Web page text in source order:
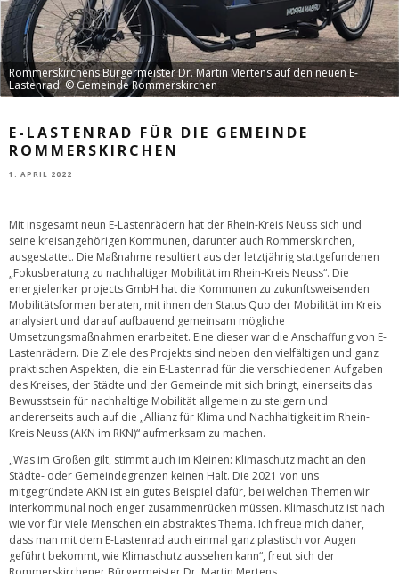
Rommerskirchens Bürgermeister Dr. Martin Mertens auf den neuen E-
Lastenrad. © Gemeinde Rommerskirchen
E-LASTENRAD FÜR DIE GEMEINDE
ROMMERSKIRCHEN
1. APRIL 2022
Mit insgesamt neun E-Lastenrädern hat der Rhein-Kreis Neuss sich und
seine kreisangehörigen Kommunen, darunter auch Rommerskirchen,
ausgestattet. Die Maßnahme resultiert aus der letztjährig stattgefundenen
„Fokusberatung zu nachhaltiger Mobilität im Rhein-Kreis Neuss“. Die
energielenker projects GmbH hat die Kommunen zu zukunftsweisenden
Mobilitätsformen beraten, mit ihnen den Status Quo der Mobilität im Kreis
analysiert und darauf aufbauend gemeinsam mögliche
Umsetzungsmaßnahmen erarbeitet. Eine dieser war die Anschaffung von E-
Lastenrädern. Die Ziele des Projekts sind neben den vielfältigen und ganz
praktischen Aspekten, die ein E-Lastenrad für die verschiedenen Aufgaben
des Kreises, der Städte und der Gemeinde mit sich bringt, einerseits das
Bewusstsein für nachhaltige Mobilität allgemein zu steigern und
andererseits auch auf die „Allianz für Klima und Nachhaltigkeit im Rhein-
Kreis Neuss (AKN im RKN)“ aufmerksam zu machen.
„Was im Großen gilt, stimmt auch im Kleinen: Klimaschutz macht an den
Städte- oder Gemeindegrenzen keinen Halt. Die 2021 von uns
mitgegründete AKN ist ein gutes Beispiel dafür, bei welchen Themen wir
interkommunal noch enger zusammenrücken müssen. Klimaschutz ist nach
wie vor für viele Menschen ein abstraktes Thema. Ich freue mich daher,
dass man mit dem E-Lastenrad auch einmal ganz plastisch vor Augen
geführt bekommt, wie Klimaschutz aussehen kann“, freut sich der